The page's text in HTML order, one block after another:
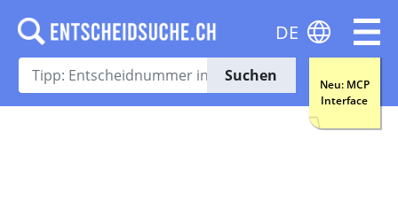
Suchen
Neu: MCP
Interface
DE